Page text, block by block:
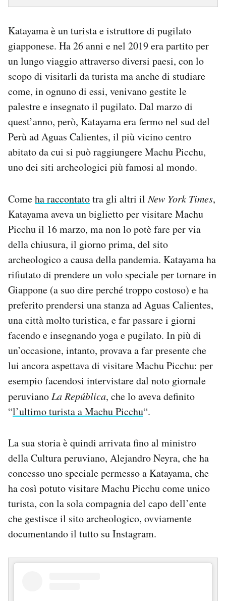
Katayama è un turista e istruttore di pugilato
giapponese. Ha 26 anni e nel 2019 era partito per
un lungo viaggio attraverso diversi paesi, con lo
scopo di visitarli da turista ma anche di studiare
come, in ognuno di essi, venivano gestite le
palestre e insegnato il pugilato. Dal marzo di
quest’anno, però, Katayama era fermo nel sud del
Perù ad Aguas Calientes, il più vicino centro
abitato da cui si può raggiungere Machu Picchu,
uno dei siti archeologici più famosi al mondo.
Comeha raccontatotra gli altri ilNew York Times,
Katayama aveva un biglietto per visitare Machu
Picchu il 16 marzo, ma non lo potè fare per via
della chiusura, il giorno prima, del sito
archeologico a causa della pandemia. Katayama ha
rifiutato di prendere un volo speciale per tornare in
Giappone (a suo dire perché troppo costoso) e ha
preferito prendersi una stanza ad Aguas Calientes,
una città molto turistica, e far passare i giorni
facendo e insegnando yoga e pugilato. In più di
un’occasione, intanto, provava a far presente che
lui ancora aspettava di visitare Machu Picchu: per
esempio facendosi intervistare dal noto giornale
peruvianoLa República, che lo aveva definito
“l’ultimo turista a Machu Picchu“.
La sua storia è quindi arrivata fino al ministro
della Cultura peruviano, Alejandro Neyra, che ha
concesso uno speciale permesso a Katayama, che
ha così potuto visitare Machu Picchu come unico
turista, con la sola compagnia del capo dell’ente
che gestisce il sito archeologico, ovviamente
documentando il tutto su Instagram.